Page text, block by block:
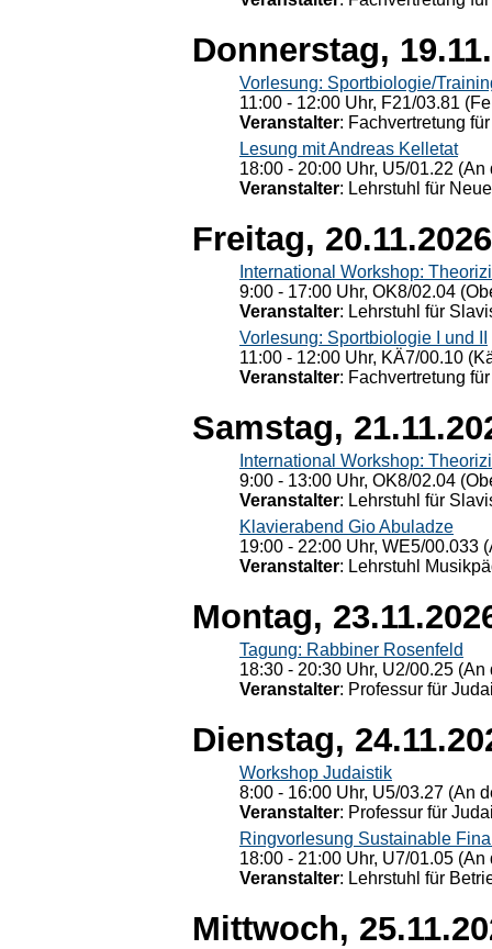
Donnerstag,
Vorlesung: Sportbiologie/
11:00 - 12:00 Uhr, F21/03.81
Veranstalter: Fachvertretung
Lesung mit Andreas Kelletat
18:00 - 20:00 Uhr, U5/01.22
Veranstalter: Lehrstuhl für
Freitag, 20.11.2026
International Workshop:
9:00 - 17:00 Uhr, OK8/02.04
Veranstalter: Lehrstuhl für
Vorlesung: Sportbiologie I und II
11:00 - 12:00 Uhr, KÄ7/00.10
Veranstalter: Fachvertretung
Samstag,
International Workshop:
9:00 - 13:00 Uhr, OK8/02.04
Veranstalter: Lehrstuhl für
Klavierabend Gio Abuladze
19:00 - 22:00 Uhr, WE5/00.033
Veranstalter: Lehrstuhl
Montag,
Tagung: Rabbiner Rosenfeld
18:30 - 20:30 Uhr, U2/00.25
Veranstalter: Professur für
Dienstag,
Workshop Judaistik
8:00 - 16:00 Uhr, U5/03.27 (An
Veranstalter: Professur für
Ringvorlesung Sustainable
18:00 - 21:00 Uhr, U7/01.05
Veranstalter: Lehrstuhl für
Mittwoch,